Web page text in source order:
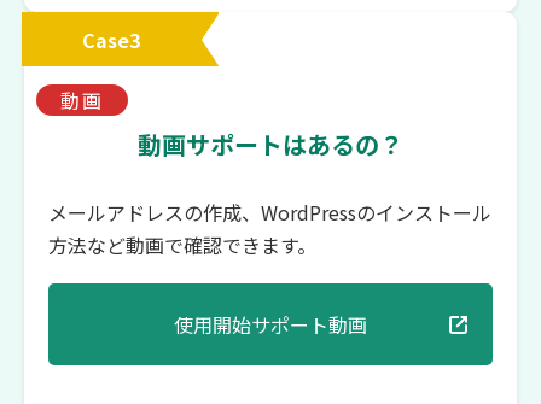
Case3
動画
動画サポートはあるの？
メールアドレスの作成、WordPressのインストール
方法など動画で確認できます。
使用開始サポート動画